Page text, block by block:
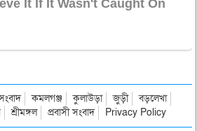
কমলগঞ্জ কুলাউড়া জুড়ী
বড়লেখা
শ্রীমঙ্গল প্রবাসী সংবাদ Privacy Policy